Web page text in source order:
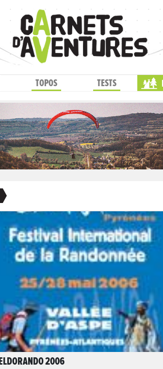
TOPOS TESTS
ELDORANDO 2006